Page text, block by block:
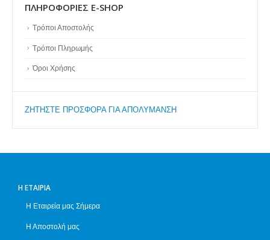
ΠΛΗΡΟΦΟΡΊΕΣ E-SHOP
Τρόποι Αποστολής
Τρόποι Πληρωμής
Όροι Χρήσης
ZΗΤΗΣΤΕ ΠΡΟΣΦΟΡΑ ΓΙΑ ΑΠΟΛΥΜΑΝΣΗ
Η ΕΤΑΙΡΊΑ
Η Εταιρεία μας Σήμερα
Η Αποστολή μας